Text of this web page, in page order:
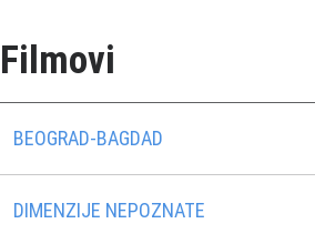
Filmovi
BEOGRAD-BAGDAD
DIMENZIJE NEPOZNATE